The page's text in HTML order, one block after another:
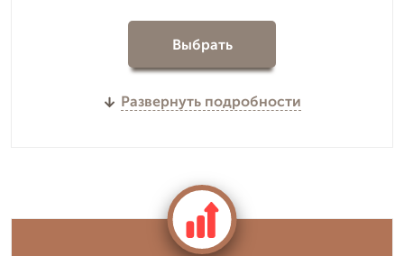
Выбрать
Развернуть подробности